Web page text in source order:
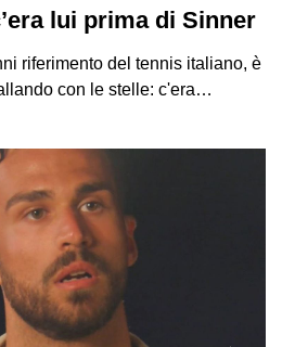
lui prima di Sinner
riferimento del tennis italiano, è
con le stelle: c'era…